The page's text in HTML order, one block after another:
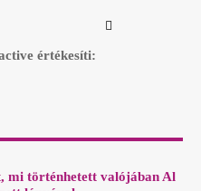
értékesíti:
mi történhetett valójában Al